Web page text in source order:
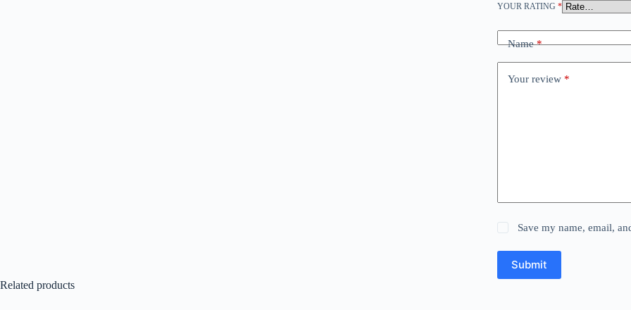
YOUR RATING *
Name*
Your review *
Save my name, email,
Submit
Related products